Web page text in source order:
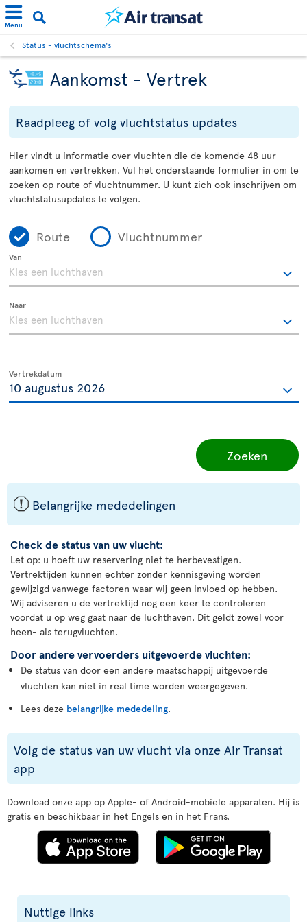
Menu
Status - vluchtschema's
Aankomst - Vertrek
Raadpleeg of volg vluchtstatus updates
Hier vindt u informatie over vluchten die de komende 48 uur
aankomen en vertrekken. Vul het onderstaande formulier in om te
zoeken op route of vluchtnummer. U kunt zich ook inschrijven om
vluchtstatusupdates te volgen.
Route Vluchtnummer
Van
Naar
Vertrekdatum
Zoeken
ü Belangrijke mededelingen
Check de status van uw vlucht:
Let op: u hoeft uw reservering niet te herbevestigen.
Vertrektijden kunnen echter zonder kennisgeving worden
gewijzigd vanwege factoren waar wij geen invloed op hebben.
Wij adviseren u de vertrektijd nog een keer te controleren
voordat u op weg gaat naar de luchthaven. Dit geldt zowel voor
heen- als terugvluchten.
Door andere vervoerders uitgevoerde vluchten:
De status van door een andere maatschappij uitgevoerde
vluchten kan niet in real time worden weergegeven.
Lees deze belangrijke mededeling.
Volg de status van uw vlucht via onze Air Transat
app
Download onze app op Apple- of Android-mobiele apparaten. Hij is
gratis en beschikbaar in het Engels en in het Frans.
Nuttige links